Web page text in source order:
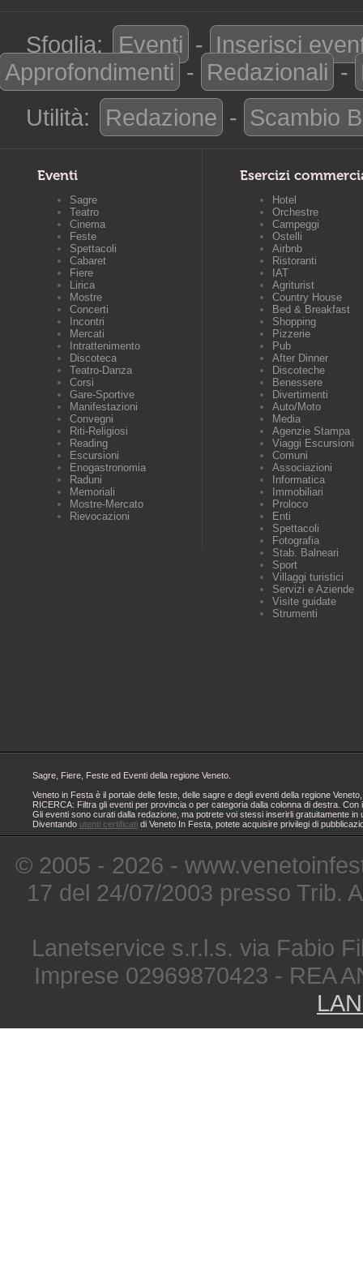
Sfoglia: Eventi - Inserisci
Approfondimenti - Redazionali -
Utilità:
Redazione - Scambio
Eventi
Sagre
Teatro
Cinema
Feste
Spettacoli
Cabaret
Fiere
Lirica
Mostre
Concerti
Incontri
Mercati
Intrattenimento
Discoteca
Teatro-Danza
Corsi
Gare-Sportive
Manifestazioni
Convegni
Riti-Religiosi
Reading
Escursioni
Enogastronomia
Raduni
Memoriali
Mostre-Mercato
Rievocazioni
Esercizi
Hotel
Orchestre
Campeggi
Ostelli
Airbnb
Ristoranti
IAT
Agriturist
Country House
Bed & Breakfast
Shopping
Pizzerie
Pub
After Dinner
Discoteche
Benessere
Divertimenti
Auto/Moto
Media
Agenzie Stampa
Viaggi Escursioni
Comuni
Associazioni
Informatica
Immobiliari
Proloco
Enti
Spettacoli
Fotografia
Stab. Balneari
Sport
Villaggi turistici
Servizi e Aziende
Visite guidate
Strumenti
Sagre, Fiere, Feste ed Eventi della regione Veneto.
Veneto in Festa è il portale delle feste, delle sagre e degli eventi della regione
RICERCA: Filtra gli eventi per provincia o per categoria dalla colonna di destra.
Gli eventi sono curati dalla redazione, ma potrete voi stessi inserirli gratuitamente
Diventando utenti certificati di Veneto In Festa, potete acquisire privilegi di
© 2005 - 2026 -
17 del 24/07/2003 presso Trib.
Lanetservice s.r.l.s. via Fabio
Imprese 02969870423 - REA